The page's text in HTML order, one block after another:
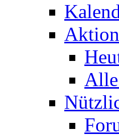
Alle